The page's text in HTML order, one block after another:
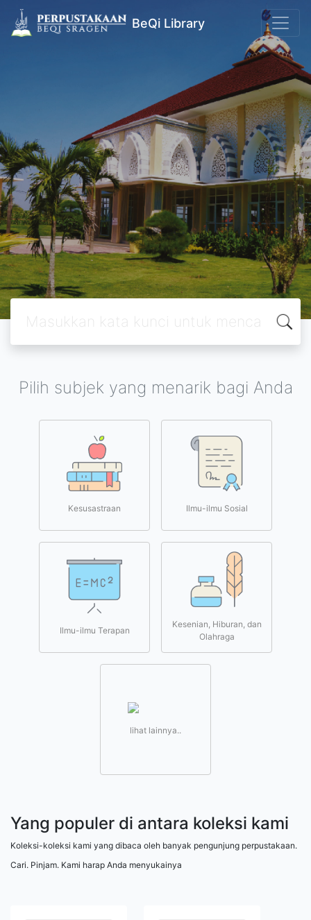
BeQi Library
Pilih subjek yang menarik bagi Anda
Kesusastraan Ilmu-ilmu Sosial
Ilmu-ilmu Terapan
Kesenian, Hiburan, dan
Olahraga
lihat lainnya..
Yang populer di antara koleksi kami
Koleksi-koleksi kami yang dibaca oleh banyak pengunjung perpustakaan.
Cari. Pinjam. Kami harap Anda menyukainya